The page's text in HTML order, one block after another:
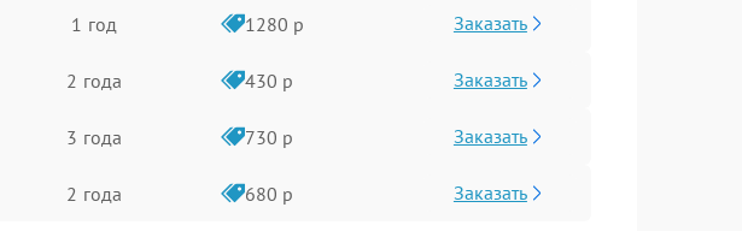
1 год 1280 р Заказать
2 года 430 р Заказать
3 года 730 р Заказать
2 года 680 р Заказать